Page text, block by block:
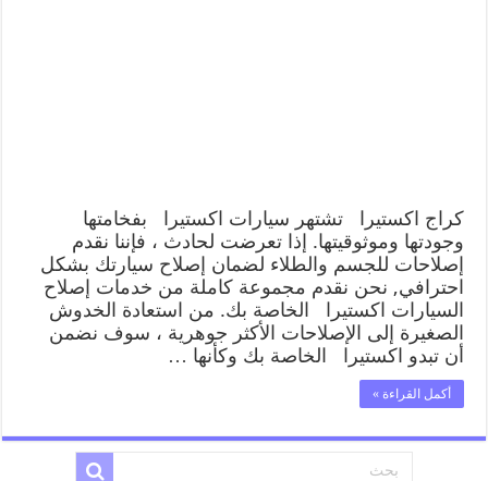
كراج اكستيرا تشتهر سيارات اكستيرا بفخامتها
وجودتها وموثوقيتها. إذا تعرضت لحادث ، فإننا نقدم
إصلاحات للجسم والطلاء لضمان إصلاح سيارتك بشكل
احترافي, نحن نقدم مجموعة كاملة من خدمات إصلاح
السيارات اكستيرا الخاصة بك. من استعادة الخدوش
الصغيرة إلى الإصلاحات الأكثر جوهرية ، سوف نضمن
أن تبدو اكستيرا الخاصة بك وكأنها …
أكمل القراءة »